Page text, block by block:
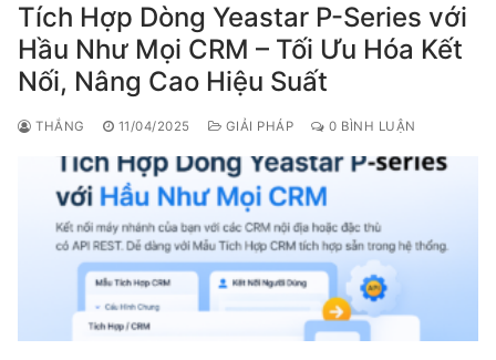
Tích Hợp Dòng Yeastar P-Series với
Hầu Như Mọi CRM – Tối Ưu Hóa Kết
Nối, Nâng Cao Hiệu Suất
THẮNG 11/04/2025 GIẢI PHÁP 0 BÌNH LUẬN